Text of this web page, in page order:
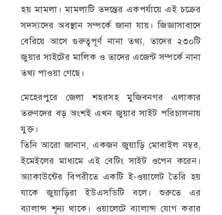
হয় মামলা। মামলাটি তদন্তের একপর্যায়ে এই চক্রের
সদস্যদের অবস্থান সম্পর্কে জানা যায়। জিজ্ঞাসাবাদে
বেরিয়ে আসে গুরুত্বপূর্ণ নানা তথ্য, তাদের ২৩০টি
জুয়ার সাইটের মালিক ও তাদের এজেন্ট সম্পর্কে নানা
তথ্য পাওয়া গেছে।
মেহেরপুরে জেলা শহরসহ মুজিবনগর এলাকার
তরুণদের বড় অংশই এখন জুয়ার সাইট পরিচালনায়
যুক্ত।
তিনি আরো জানান, একজন জুয়াড়ি মোবাইল নম্বর,
ইমেইলের মাধ্যমে এই বেটিং সাইট ওপেন করেন।
অ্যাকাউন্টের বিপরীতে একটি ই-ওয়ালেট তৈরি হয়
যাকে জুয়াড়িরা ইউএসডিটি বলে। শুরুতে এর
ব্যালান্স শূন্য থাকে। ওয়ালেটে ব্যালান্স যোগ করার